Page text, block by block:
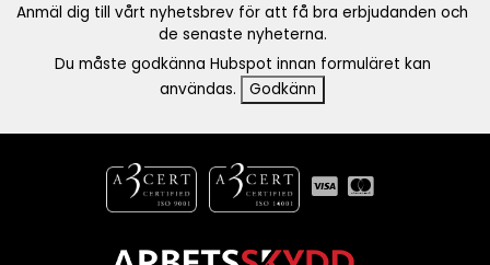
Anmäl dig till vårt nyhetsbrev för att få bra erbjudanden och
de senaste nyheterna.
Du måste godkänna Hubspot innan formuläret kan
användas.
Godkänn